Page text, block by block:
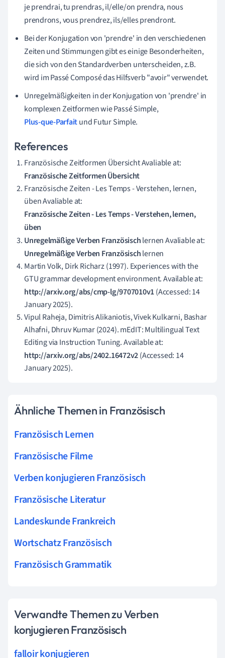
je prendrai, tu prendras, il/elle/on prendra, nous
prendrons, vous prendrez, ils/elles prendront.
Bei der Konjugation von 'prendre' in den verschiedenen
Zeiten und Stimmungen gibt es einige Besonderheiten,
die sich von den Standardverben unterscheiden, z.B.
wird im Passé Composé das Hilfsverb "avoir" verwendet.
Unregelmäßigkeiten in der Konjugation von 'prendre' in
komplexen Zeitformen wie Passé Simple,
Plus-que-Parfaitund Futur Simple.
References
Französische Zeitformen Übersicht Avaliable at:
Französische Zeitformen Übersicht
Französische Zeiten - Les Temps - Verstehen, lernen,
üben Avaliable at:
Französische Zeiten - Les Temps - Verstehen, lernen,
üben
Unregelmäßige Verben Französischlernen Avaliable at:
Unregelmäßige Verben Französischlernen
Martin Volk, Dirk Richarz (1997). Experiences with the
GTU grammar development environment. Available at:
http://arxiv.org/abs/cmp-lg/9707010v1(Accessed: 14
January 2025).
Vipul Raheja, Dimitris Alikaniotis, Vivek Kulkarni, Bashar
Alhafni, Dhruv Kumar (2024). mEdIT: Multilingual Text
Editing via Instruction Tuning. Available at:
http://arxiv.org/abs/2402.16472v2(Accessed: 14
January 2025).
Ähnliche Themen in Französisch
Französisch Lernen
Französische Filme
Verben konjugieren Französisch
Französische Literatur
Landeskunde Frankreich
Wortschatz Französisch
Französisch Grammatik
Verwandte Themen zu Verben
konjugieren Französisch
falloir konjugieren